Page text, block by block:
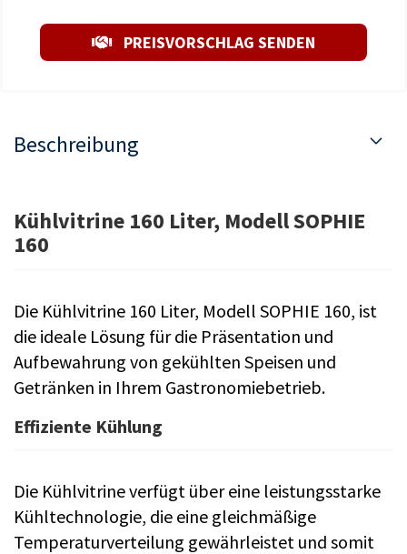
PREISVORSCHLAG SENDEN
Beschreibung
Kühlvitrine 160 Liter, Modell SOPHIE
160
Die Kühlvitrine 160 Liter, Modell SOPHIE 160, ist
die ideale Lösung für die Präsentation und
Aufbewahrung von gekühlten Speisen und
Getränken in Ihrem Gastronomiebetrieb.
Effiziente Kühlung
Die Kühlvitrine verfügt über eine leistungsstarke
Kühltechnologie, die eine gleichmäßige
Temperaturverteilung gewährleistet und somit